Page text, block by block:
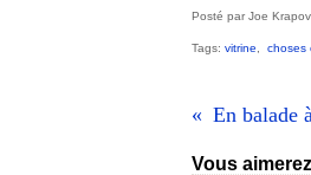
Posté par Joe
Tags: vitrine choses
Vous